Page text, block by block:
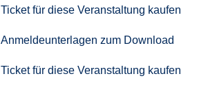
Ticket für diese Veranstaltung kaufen
Anmeldeunterlagen zum Download
Ticket für diese Veranstaltung kaufen